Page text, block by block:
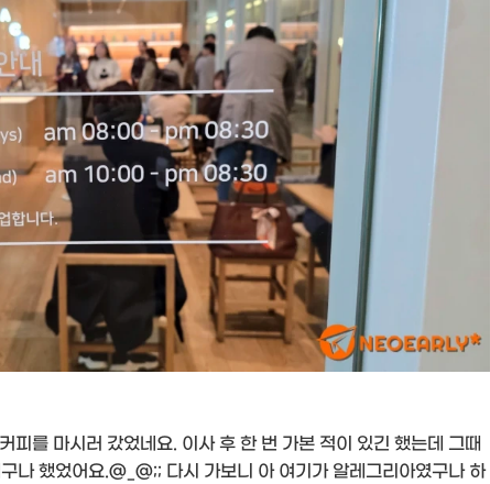
피를 마시러 갔었네요. 이사 후 한 번 가본 적이 있긴 했는데 그때
나 했었어요.@_@;; 다시 가보니 아 여기가 알레그리아였구나 하